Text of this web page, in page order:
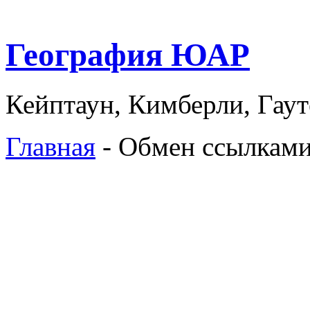
География ЮАР
Кейптаун, Кимберли,
Главная - Обмен